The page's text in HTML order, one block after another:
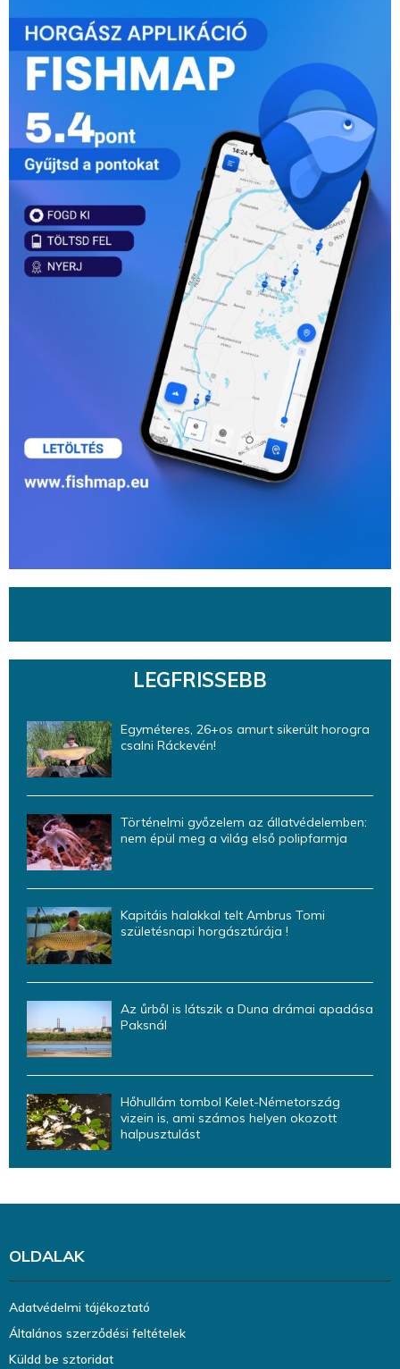
LEGFRISSEBB
Egyméteres, 26+os amurt sikerült horogra
csalni Ráckevén!
Történelmi győzelem az állatvédelemben:
nem épül meg a világ első polipfarmja
Kapitáis halakkal telt Ambrus Tomi
születésnapi horgásztúrája !
Az űrből is látszik a Duna drámai apadása
Paksnál
Hőhullám tombol Kelet-Németország
vizein is, ami számos helyen okozott
halpusztulást
OLDALAK
Adatvédelmi tájékoztató
Általános szerződési feltételek
Küldd be sztoridat